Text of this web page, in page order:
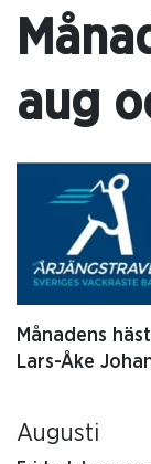
aug
Månadens
Lars-Åke
Augusti